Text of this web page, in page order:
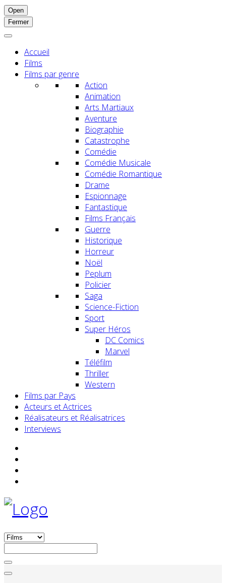
Open
Fermer
Accueil
Films
Films par genre
Action
Animation
Arts Martiaux
Aventure
Biographie
Catastrophe
Comédie
Comédie Musicale
Comédie Romantique
Drame
Espionnage
Fantastique
Films Français
Guerre
Historique
Horreur
Noël
Peplum
Policier
Saga
Science-Fiction
Sport
Super Héros
DC Comics
Marvel
Téléfilm
Thriller
Western
Films par Pays
Acteurs et Actrices
Réalisateurs et Réalisatrices
Interviews